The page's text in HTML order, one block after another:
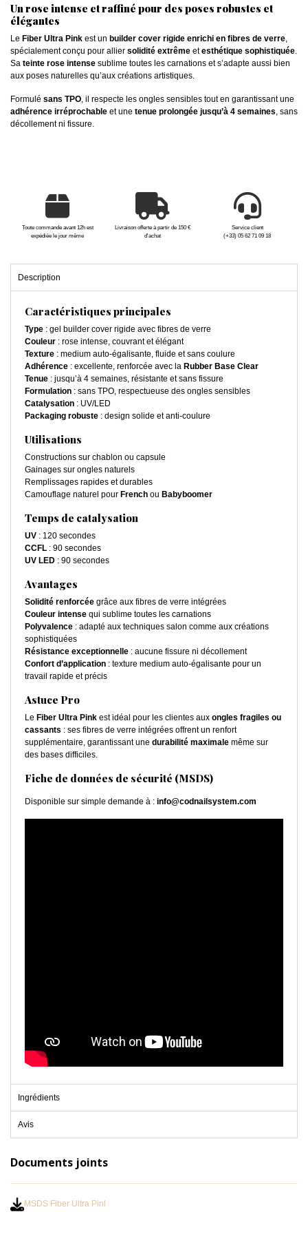
Un rose intense et raffiné pour des poses robustes et
élégantes
Le Fiber Ultra Pink est un builder cover rigide enrichi en fibres de verre,
spécialement conçu pour allier solidité extrême etesthétique sophistiquée.
Sa teinte rose intense sublime toutes les carnations et s’adapte aussi bien
aux poses naturelles qu’aux créations artistiques.
Formulé sans TPO, il respecte les ongles sensibles tout en garantissant une
adhérence irréprochable et une tenue prolongée jusqu’à 4 semaines, sans
décollement ni fissure.
Toute commande avant 12h est
expédiée le jour même
Livraison offerte à partir de 150 €
d'achat
Service client
(+33) 05 62 71 09 18
Description
Caractéristiques principales
Type : gel builder cover rigide avec fibres de verre
Couleur : rose intense, couvrant et élégant
Texture : medium auto-égalisante, fluide et sans coulure
Adhérence : excellente, renforcée avec la Rubber Base Clear
Tenue : jusqu’à 4 semaines, résistante et sans fissure
Formulation : sans TPO, respectueuse des ongles sensibles
Catalysation : UV/LED
Packaging robuste : design solide et anti-coulure
Utilisations
Constructions sur chablon ou capsule
Gainages sur ongles naturels
Remplissages rapides et durables
Camouflage naturel pour French ou Babyboomer
Temps de catalysation
UV : 120 secondes
CCFL : 90 secondes
UV LED : 90 secondes
Avantages
Solidité renforcée grâce aux fibres de verre intégrées
Couleur intense qui sublime toutes les carnations
Polyvalence : adapté aux techniques salon comme aux créations
sophistiquées
Résistance exceptionnelle : aucune fissure ni décollement
Confort d’application : texture medium auto-égalisante pour un
travail rapide et précis
Astuce Pro
Le Fiber Ultra Pink est idéal pour les clientes aux ongles fragiles ou
cassants : ses fibres de verre intégrées offrent un renfort
supplémentaire, garantissant une durabilité maximale même sur
des bases difficiles.
Fiche de données de sécurité (MSDS)
Disponible sur simple demande à : info@codnailsystem.com
Ingrédients
Avis
Documents joints
MSDS Fiber Ultra Pinl